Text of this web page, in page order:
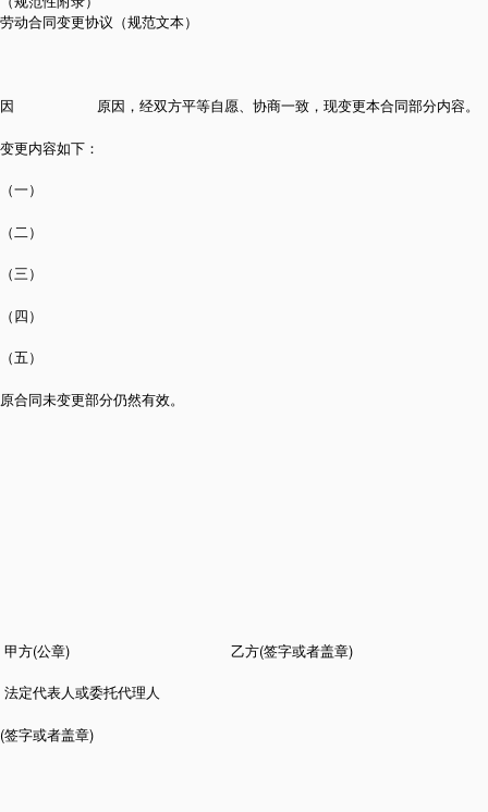
劳动合同变更协议（规范文本）
因 原因，经双方平等自愿、协商一致，现变更本合同部分内容。
变更内容如下：
（一）
（二）
（三）
（四）
（五）
原合同未变更部分仍然有效。
甲方(公章) 乙方(签字或者盖章)
法定代表人或委托代理人
(签字或者盖章)